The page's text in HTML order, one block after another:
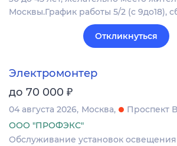
Москвы.График работы 5/2 (с 9до18),
Откликнуться
Электромонтер
до 70 000 ₽
04 августа 2026 Москва
Проспект
ООО "ПРОФЭКС"
Обслуживание установок